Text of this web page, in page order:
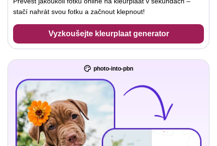
stačí nahrát svou fotku a začnout klepnout!
Vyzkoušejte kleurplaat generator
photo-into-pbn